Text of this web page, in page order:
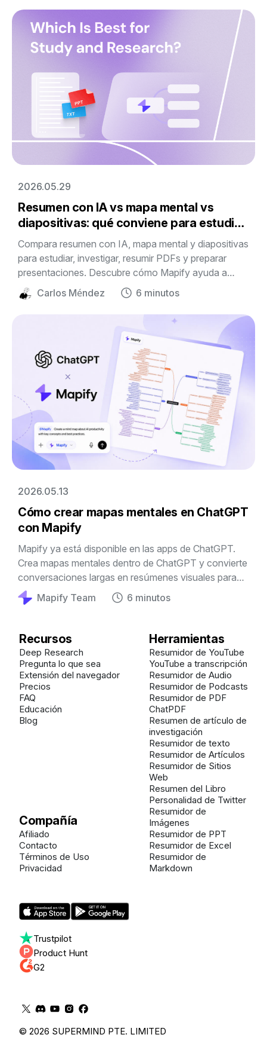
Carlos Méndez 6 minutos
2026.05.29
Resumen con IA vs mapa mental vs
diapositivas: qué conviene para estudiar
e investigar
Compara resumen con IA, mapa mental y diapositivas
para estudiar, investigar, resumir PDFs y preparar
presentaciones. Descubre cómo Mapify ayuda a
ordenar información compleja en un formato visual
editable.
Mapify Team 6 minutos
2026.05.13
Cómo crear mapas mentales en ChatGPT
con Mapify
Mapify ya está disponible en las apps de ChatGPT.
Crea mapas mentales dentro de ChatGPT y convierte
conversaciones largas en resúmenes visuales para
estudiar, investigar y trabajar mejor.
Trustpilot
Product Hunt
G2
© 2026 SUPERMIND PTE. LIMITED
Recursos
Deep Research
Pregunta lo que sea
Extensión del navegador
Precios
FAQ
Educación
Blog
Compañía
Afiliado
Contacto
Términos de Uso
Privacidad
Herramientas
Resumidor de YouTube
YouTube a transcripción
Resumidor de Audio
Resumidor de Podcasts
Resumidor de PDF
ChatPDF
Resumen de artículo de
investigación
Resumidor de texto
Resumidor de Artículos
Resumidor de Sitios
Web
Resumen del Libro
Personalidad de Twitter
Resumidor de
Imágenes
Resumidor de PPT
Resumidor de Excel
Resumidor de
Markdown